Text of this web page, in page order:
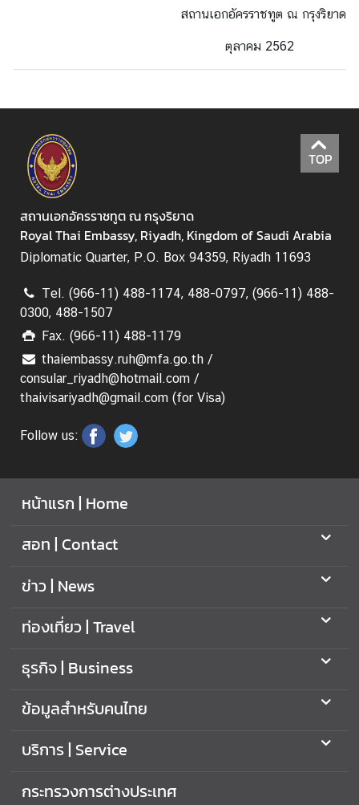
สถานเอกอัครราชทูต ณ กรุงริยาด
ตุลาคม 2562
TOP
สถานเอกอัครราชทูต ณ กรุงริยาด
Royal Thai Embassy, Riyadh, Kingdom of Saudi Arabia
Diplomatic Quarter, P.O. Box 94359, Riyadh 11693
Tel. (966-11) 488-1174, 488-0797, (966-11) 488-
0300, 488-1507
Fax. (966-11) 488-1179
thaiembassy.ruh@mfa.go.th /
consular_riyadh@hotmail.com /
thaivisariyadh@gmail.com (for Visa)
Follow us:
หน้าแรก | Home
สอท | Contact
ข่าว | News
ท่องเที่ยว | Travel
ธุรกิจ | Business
ข้อมูลสำหรับคนไทย
บริการ | Service
กระทรวงการต่างประเทศ